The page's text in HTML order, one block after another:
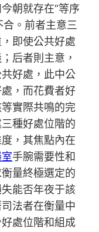
朝就存在“等序
合。前者主意三
即使公共好處
后者則主意，
好處，此中公
，而花費者好
實際共鳴的完
種好處位階的
，其焦點內在
手腕需要性和
量終極選定的
能否年夜于該
法者在衡量中
處位階和組成